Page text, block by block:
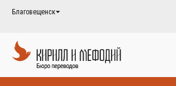
Благовещенск